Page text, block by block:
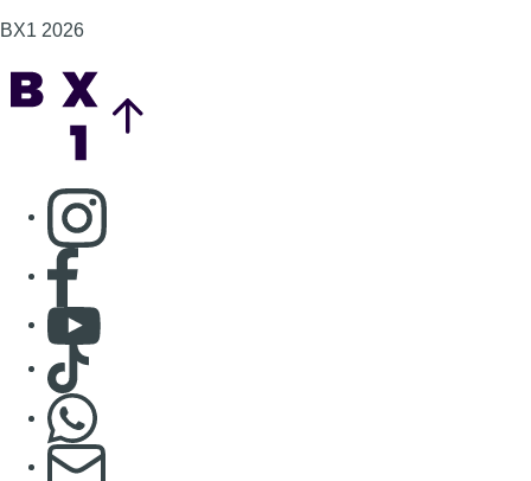
BX1 2026
Consulter page Instagram
Consulter page Facebook
Consulter Youtube
Consulter TikTok
S'abonner à notre newsletter